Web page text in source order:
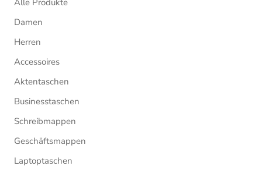
Damen
Herren
Accessoires
Aktentaschen
Businesstaschen
Schreibmappen
Geschäftsmappen
Laptoptaschen